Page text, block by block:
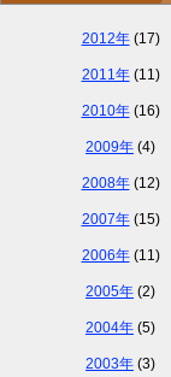
2012年(17)
2011年(11)
2010年(16)
2009年 (4)
2008年(12)
2007年(15)
2006年(11)
2005年 (2)
2004年 (5)
2003年 (3)